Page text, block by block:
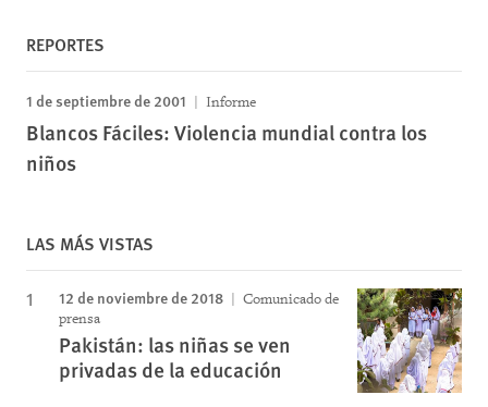
REPORTES
1 de septiembre de 2001 Informe
Blancos Fáciles: Violencia mundial contra los
niños
LAS MÁS VISTAS
12 de noviembre de 2018
Comunicado de
prensa
Pakistán: las niñas se ven
privadas de la educación